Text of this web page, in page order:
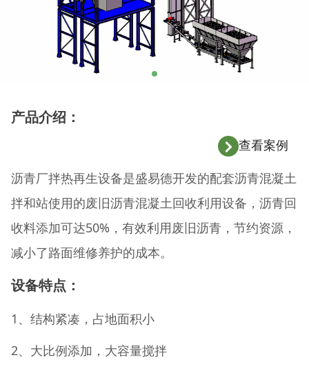
产品介绍 ：
查看案例
沥青厂拌热再生设备是盛易德开发的配套沥青混凝土
拌和站使用的废旧沥青混凝土回收利用设备，沥青回
收料添加可达50%，有效利用废旧沥青，节约资源，
减小了路面维修养护的成本。
设备特点：
1、结构紧凑，占地面积小
2、大比例添加，大容量搅拌